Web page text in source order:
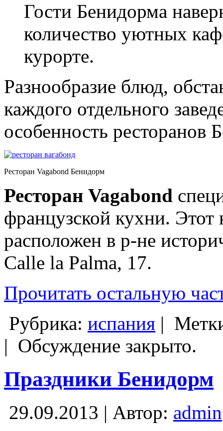
Гости Бенидорма
количество уютных
курорте.
Разнообразие блюд,
каждого отдельного
особенность ресторанов
Ресторан Vagabond Бенидорм
Ресторан Vagabond
французской кухни. Этот
расположен в р-не
Calle la Palma, 17.
Прочитать остальную
Рубрика: испания |
| Обсуждение закрыто.
Праздники Бенидорм
29.09.2013 | Автор: admin